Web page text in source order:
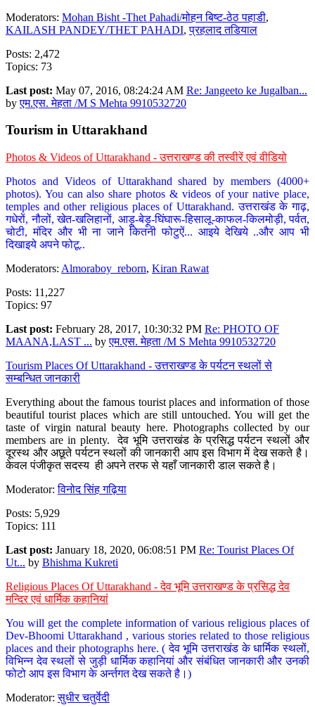
Moderators: Mohan Bisht -Thet Pahadi/मोहन बिष्ट-ठेठ पहाडी,
KAILASH PANDEY/THET PAHADI,प्रहलाद तडियाल
Posts: 2,472
Topics: 73
Last post: May 07, 2016, 08:24:24 AM Re: Jangeeto ke Jugalban...
byएम.एस. मेहता /M S Mehta 9910532720
Tourism in Uttarakhand
Photos & Videos of Uttarakhand - उत्तराखण्ड की तस्वीरें एवं वीडियो
Photos and Videos of Uttarakhand shared by members (4000+
photos). You can also share photos & videos of your native place,
temples and other religious places of Uttarakhand. उत्तराखंड के गाढ़,
गधेरों, नौलों, खेत-खलिहानों, आड़ू-बेड़ू-घिंघारू-हिसालू-काफल-किलमोड़ी, पर्वत,
चोटी, मंदिर और भी ना जाने कितनी फोटुऐं... आइये देखिये ..और आप भी
दिखाइये अपने फोटू..
Moderators: Almoraboy_reborn, Kiran Rawat
Posts: 11,227
Topics: 97
Last post: February 28, 2017, 10:30:32 PM Re: PHOTO OF
MAANA,LAST ... byएम.एस. मेहता /M S Mehta 9910532720
Tourism Places Of Uttarakhand - उत्तराखण्ड के पर्यटन स्थलों से
सम्बन्धित जानकारी
Everything about the famous tourist places and information of those
beautiful tourist places which are still untouched. You will get the
taste of virgin natural beauty here. Photographs collected by our
members are in plenty. देव भूमि उत्तराखंड के प्रसिद्ध पर्यटन स्थलों और
दूरस्थ और अछूते पर्यटन स्थलों की जानकारी आप इस विभाग में देख सकते है।
केवल पंजीकृत सदस्य ही अपने तरफ से यहाँ जानकारी डाल सकते है।
Moderator:विनोद सिंह गढ़िया
Posts: 5,929
Topics: 111
Last post: January 18, 2020, 06:08:51 PM Re: Tourist Places Of
Ut... by Bhishma Kukreti
Religious Places Of Uttarakhand - देव भूमि उत्तराखण्ड के प्रसिद्ध देव
मन्दिर एवं धार्मिक कहानियां
You will get the complete information of various religious places of
Dev-Bhoomi Uttarakhand , various stories related to those religious
places and their photographs here. ( देव भूमि उत्तराखंड के धार्मिक स्थलों,
विभिन्न देव स्थलों से जुड़ी धार्मिक कहानियां और संबंधित जानकारी और उनकी
फोटो आप इस विभाग के अर्न्तगत देख सकते है।)
Moderator:सुधीर चतुर्वेदी